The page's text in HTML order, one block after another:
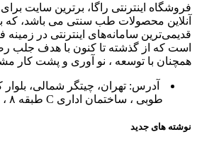
فروشگاه اینترنتی راگا، برترین سایت
آنلاین محصولات طب سنتی می باشد، که
قدیمی‌ترین سامانه‌های اینترنتی در
است که از گذشته تا کنون با هدف جلب
همچنان با توسعه ، نو آوری و پشت کار
آدرس: تهران، چیتگر شمالی،
طوبی ، ساختمان اداری C طبقه ۸ ، شرکت راگا
نوشته های جدید